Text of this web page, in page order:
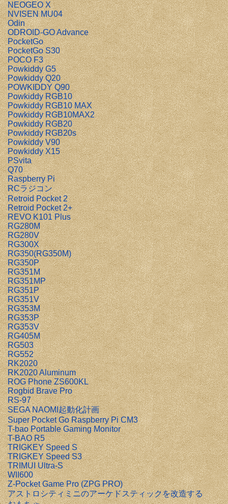
NEOGEO X
NVISEN MU04
Odin
ODROID-GO Advance
PocketGo
PocketGo S30
POCO F3
Powkiddy G5
Powkiddy Q20
POWKIDDY Q90
Powkiddy RGB10
Powkiddy RGB10 MAX
Powkiddy RGB10MAX2
Powkiddy RGB20
Powkiddy RGB20s
Powkiddy V90
Powkiddy X15
PSvita
Q70
Raspberry Pi
RCラジコン
Retroid Pocket 2
Retroid Pocket 2+
REVO K101 Plus
RG280M
RG280V
RG300X
RG350(RG350M)
RG350P
RG351M
RG351MP
RG351P
RG351V
RG353M
RG353P
RG353V
RG405M
RG503
RG552
RK2020
RK2020 Aluminum
ROG Phone ZS600KL
Rogbid Brave Pro
RS-97
SEGA NAOMI起動化計画
Super Pocket Go Raspberry Pi CM3
T-bao Portable Gaming Monitor
T-BAO R5
TRIGKEY Speed S
TRIGKEY Speed S3
TRIMUI Ultra-S
WII600
Z-Pocket Game Pro (ZPG PRO)
アストロシティミニのアーケドスティックを改造する